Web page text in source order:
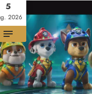
5
2026